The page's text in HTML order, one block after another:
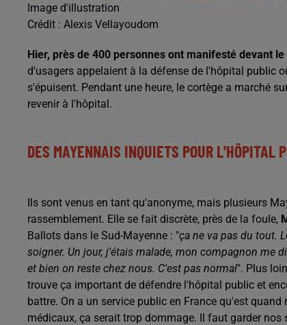
Image d'illustration
Crédit : Alexis Vellayoudom
Hier, près de 400 personnes ont manifesté devant
d'usagers appelaient à la défense de l'hôpital public
s'épuisent. Pendant une heure, le cortège a marché
revenir à l'hôpital.
DES MAYENNAIS INQUIETS POUR L'HÔPITAL
Ils sont venus en tant qu'anonyme, mais plusieurs
rassemblement. Elle se fait discrète, près de la foule,
Ballots dans le Sud-Mayenne : "ça ne va pas du tout.
soigner. Un jour, j'étais malade, mon compagnon me
et bien on reste chez nous. C'est pas normal". Plus
trouve ça important de défendre l'hôpital public et
battre. On a un service public en France qu'est
médicaux, ça serait trop dommage. Il faut garder